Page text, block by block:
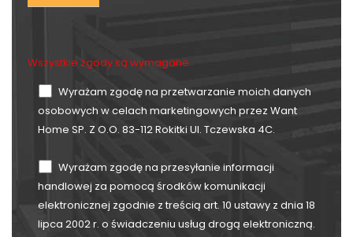
Wszystkie zgody są wymagane.
Wyrażam zgodę na przetwarzanie moich danych
osobowych w celach marketingowych przez Want
Home SP. Z O.O. 83-112 Rokitki Ul. Tczewska 4C.
Wyrażam zgodę na przesyłanie informacji
handlowej za pomocą środków komunikacji
elektronicznej zgodnie z treścią art. 10 ustawy z dnia 18
lipca 2002 r. o świadczeniu usług drogą elektroniczną.